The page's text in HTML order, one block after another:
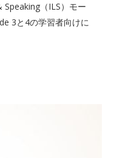
（ILS）モー
3と4の学習者向けに